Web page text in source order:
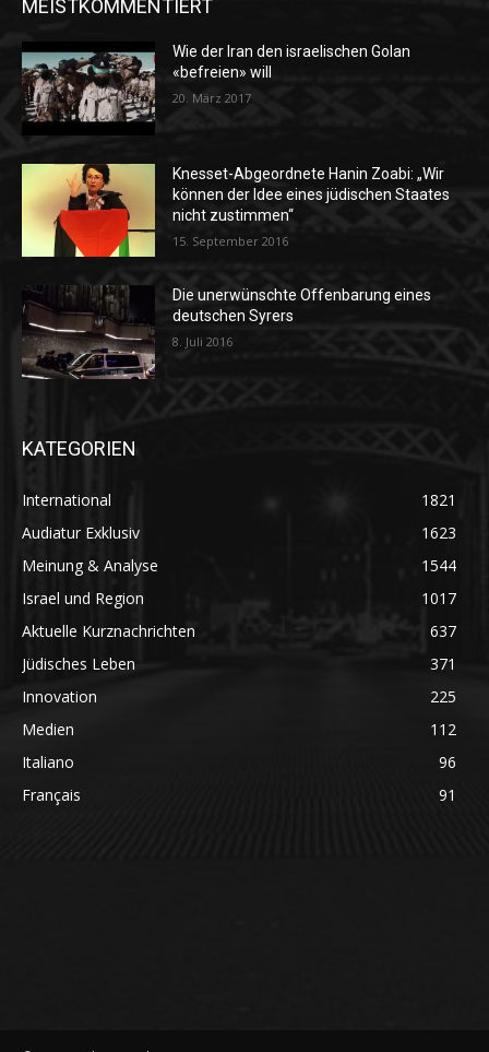
MEISTKOMMENTIERT
Wie der Iran den israelischen Golan
«befreien» will
20. März 2017
Knesset-Abgeordnete Hanin Zoabi: „Wir
können der Idee eines jüdischen Staates
nicht zustimmen“
15. September 2016
Die unerwünschte Offenbarung eines
deutschen Syrers
8. Juli 2016
KATEGORIEN
International
1821
Audiatur Exklusiv
1623
Meinung & Analyse
1544
Israel und Region
1017
Aktuelle Kurznachrichten
637
Jüdisches Leben
371
Innovation
225
Medien
112
Italiano
96
Français
91